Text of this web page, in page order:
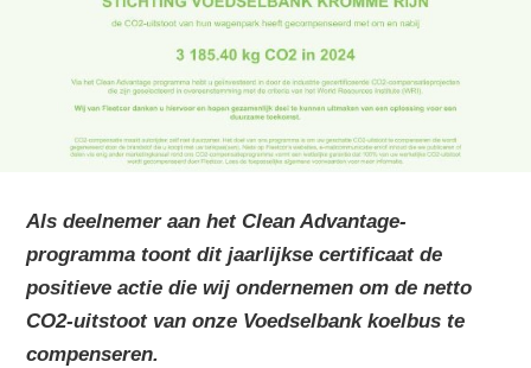
Als deelnemer aan het Clean Advantage-
programma toont dit jaarlijkse certificaat de
positieve actie die wij ondernemen om de netto
CO2-uitstoot van onze Voedselbankkoelbus te
compenseren.
Zoek